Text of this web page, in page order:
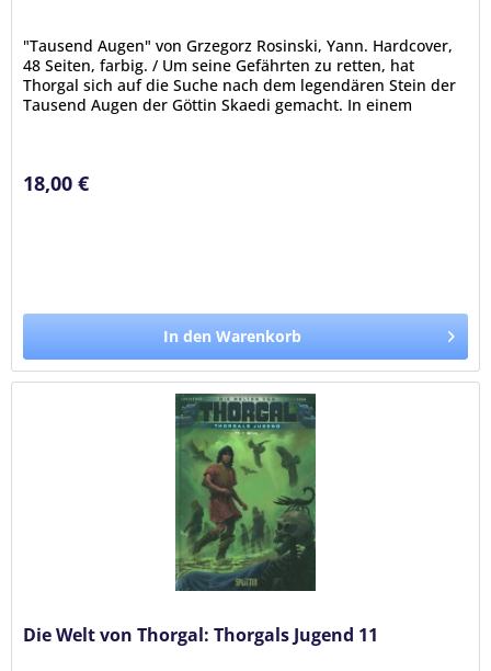
"Tausend Augen" von Grzegorz Rosinski, Yann. Hardcover,
48 Seiten, farbig. / Um seine Gefährten zu retten, hat
Thorgal sich auf die Suche nach dem legendären Stein der
Tausend Augen der Göttin Skaedi gemacht. In einem
18,00 €
In den Warenkorb
Die Welt von Thorgal: Thorgals Jugend 11